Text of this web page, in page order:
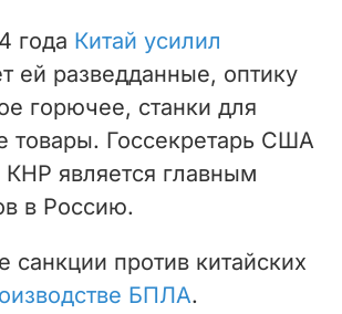
года Китай усилил
ей разведданные, оптику
горючее, станки для
товары. Госсекретарь США
является главным
в Россию.
против китайских
БПЛА.